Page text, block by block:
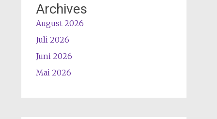
Archives
August 2026
Juli 2026
Juni 2026
Mai 2026